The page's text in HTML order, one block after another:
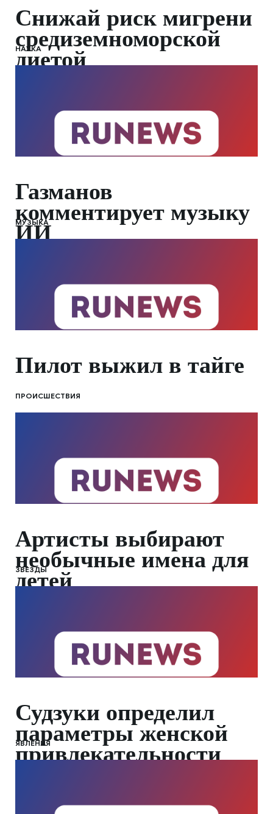
Снижай риск мигрени
средиземноморской
диетой
НАУКА
Газманов
комментирует музыку
ИИ
МУЗЫКА
Пилот выжил в тайге
ПРОИСШЕСТВИЯ
Артисты выбирают
необычные имена для
детей
ЗВЕЗДЫ
Судзуки определил
параметры женской
привлекательности
ЯВЛЕНИЯ